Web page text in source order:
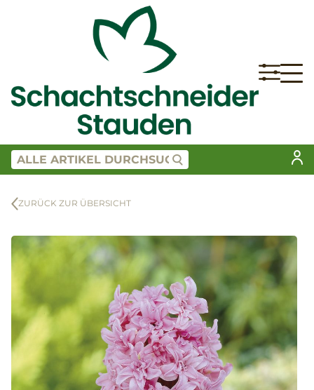
ZURÜCK ZUR ÜBERSICHT